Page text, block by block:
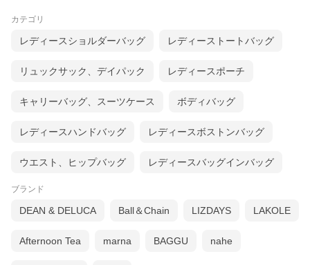
カテゴリ
レディースショルダーバッグ レディーストートバッグ
リュックサック、デイパック レディースポーチ
キャリーバッグ、スーツケース ボディバッグ
レディースハンドバッグ レディースボストンバッグ
ウエスト、ヒップバッグ レディースバッグインバッグ
ブランド
DEAN & DELUCA Ball＆Chain LIZDAYS LAKOLE
Afternoon Tea marna BAGGU nahe